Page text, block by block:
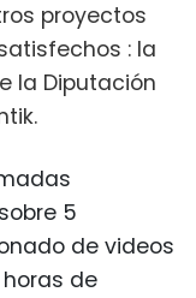
proyectos
: la
la Diputación
5
de videos
de